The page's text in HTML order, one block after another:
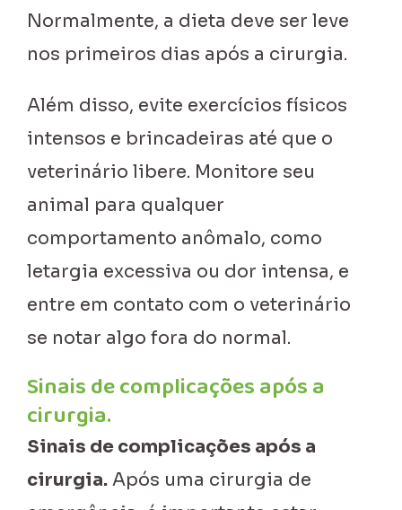
Normalmente, a dieta deve ser leve
nos primeiros dias após a cirurgia.
Além disso, evite exercícios físicos
intensos e brincadeiras até que o
veterinário libere. Monitore seu
animal para qualquer
comportamento anômalo, como
letargia excessiva ou dor intensa, e
entre em contato com o veterinário
se notar algo fora do normal.
Sinais de complicações após a
cirurgia.
Sinais de complicações após a
cirurgia. Após uma cirurgia de